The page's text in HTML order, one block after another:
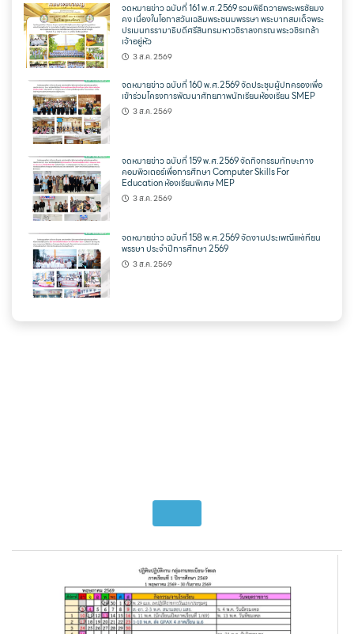
จดหมายข่าว ฉบับที่ 161 พ.ศ.2569 รวมพิธีถวายพระพรชัยมง
คง เนื่องในโอกาสวันเฉลิมพระชนมพรรษา พระบาทสมเด็จพระ
ปรเมนทรรามาธิบดีศรีสินทรมหาวชิราลงกรณ พระวชิรเกล้า
เจ้าอยู่หัว
3 ส.ค. 2569
จดหมายข่าว ฉบับที่ 160 พ.ศ.2569 จัดประชุมผู้ปกครองเพื่อ
เข้าร่วมโครงการพัฒนาศักยภาพนักเรียนห้องเรียน SMEP
3 ส.ค. 2569
จดหมายข่าว ฉบับที่ 159 พ.ศ.2569 จัดกิจกรรมทักษะทาง
คอมพิวเตอร์เพื่อการศึกษา Computer Skills For
Education ห้องเรียนพิเศษ MEP
3 ส.ค. 2569
จดหมายข่าว ฉบับที่ 158 พ.ศ.2569 จัดงานประเพณีแห่เทียน
พรรษา ประจำปีการศึกษา 2569
3 ส.ค. 2569